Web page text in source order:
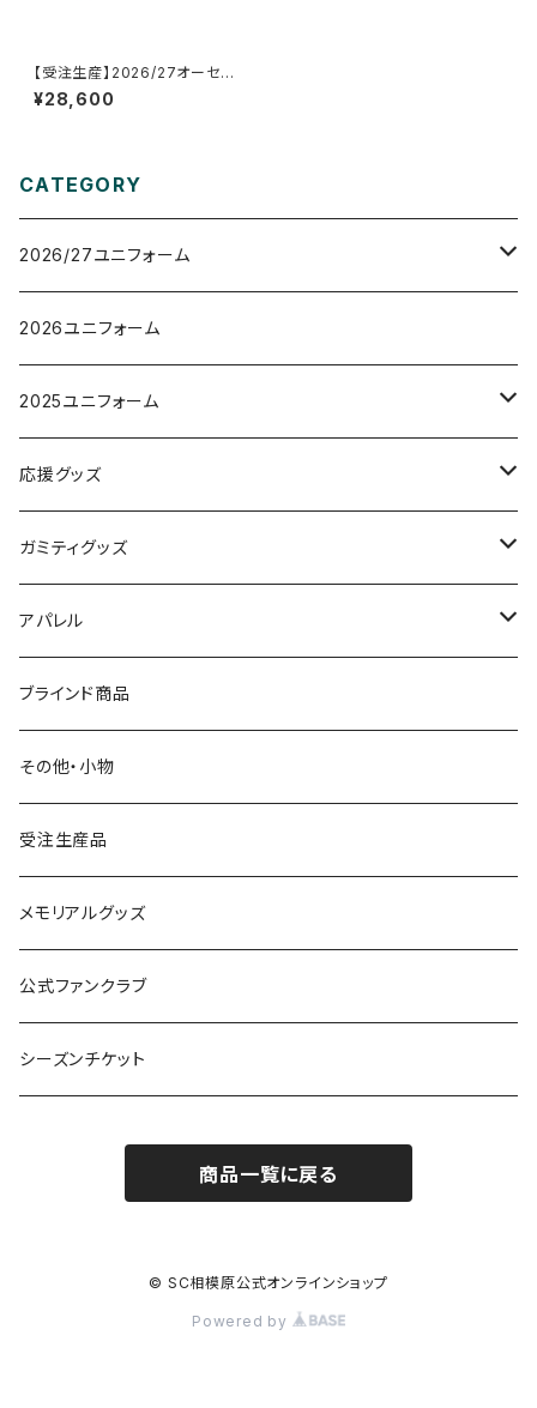
【受注生産】2026/27オーセン
ティックユニフォーム_GK/1st_
ネーム&ナンバーあり
¥28,600
CATEGORY
2026/27ユニフォーム
オーセンティックユニフォーム
レプリカユニフォーム
2026ユニフォーム
2025ユニフォーム
オーセンティックユニフォーム
レプリカユニフォーム
応援グッズ
タオルマフラー
フラッグ
その他
ガミティグッズ
ガミぐるみ
タオル
Tシャツ
ガミティ勤続10周年グッズ
その他
アパレル
クラブオフィシャルウェア
S.（エスドット）
Tシャツ
アウター
UMBRO
ブラインド商品
その他・小物
受注生産品
メモリアルグッズ
公式ファンクラブ
シーズンチケット
商品一覧に戻る
© SC相模原公式オンラインショップ
Powered by